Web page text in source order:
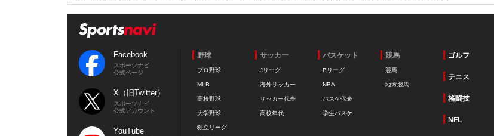
Facebook
スポーツナビ
公式ページ
X（旧Twitter）
スポーツナビ
公式アカウント
YouTube
野球
プロ野球
MLB
高校野球
大学野球
独立リーグ
サッカー
Jリーグ
海外サッカー
サッカー代表
高校年代
バスケット
Bリーグ
NBA
バスケ代表
学生バスケ
競馬
競馬
地方競馬
ゴルフ
テニス
格闘技
NFL